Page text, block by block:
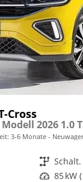
Cross
3-6 Monate
Getriebe
Leistung 85 kW